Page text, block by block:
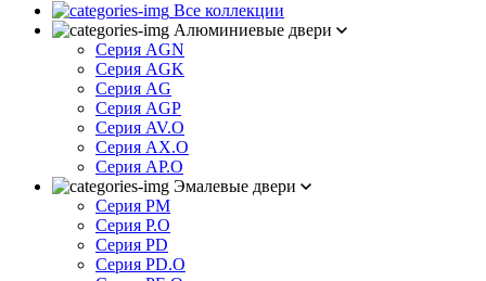
Все коллекции
Алюминиевые двери
Серия AGN
Серия AGK
Серия AG
Серия AGP
Серия AV.O
Серия AX.O
Серия AP.O
Эмалевые двери
Серия PM
Серия P.O
Серия PD
Серия PD.O